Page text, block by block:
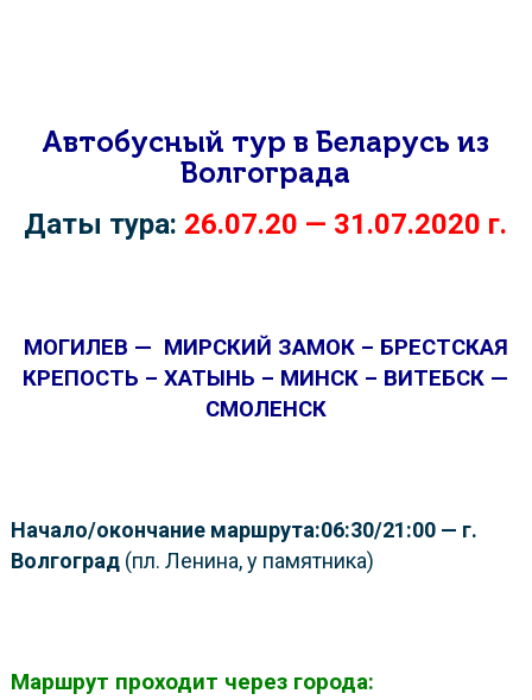
Автобусный тур в Беларусь из
Волгограда
Даты тура: 26.07.20 — 31.07.2020 г.
МОГИЛЕВ — МИРСКИЙ ЗАМОК – БРЕСТСКАЯ
КРЕПОСТЬ – ХАТЫНЬ – МИНСК – ВИТЕБСК —
СМОЛЕНСК
Начало/окончание маршрута:06:30/21:00 — г.
Волгоград (пл. Ленина, у памятника)
Маршрут проходит через города: